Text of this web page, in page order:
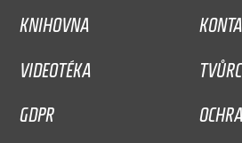
KNIHOVNA
VIDEOTÉKA
GDPR